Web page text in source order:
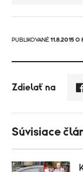
PUBLIKOVANÉ 11.8.2015 O
Zdielať na
Súvisiace